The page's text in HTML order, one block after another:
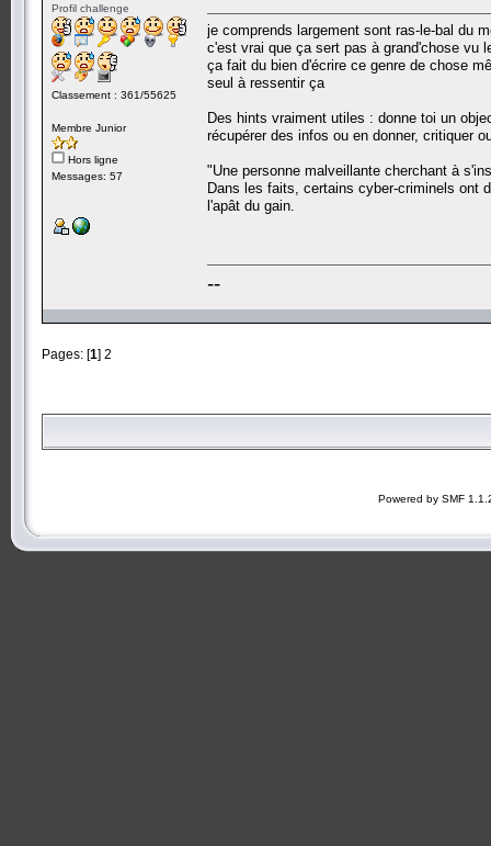
Profil challenge
Classement : 361/55625
Membre Junior
Hors ligne
Messages: 57
je comprends largement sont ras-le-bal du
c'est vrai que ça sert pas à grand'chose vu
ça fait du bien d'écrire ce genre de chose
seul à ressentir ça
Des hints vraiment utiles : donne toi un
récupérer des infos ou en donner, critiquer
"Une personne malveillante cherchant à
Dans les faits, certains cyber-criminels ont
l'apât du gain.
--
Pages: [1] 2
Powered by SMF